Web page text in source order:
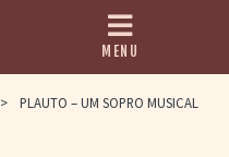
MENU
> PLAUTO – UM SOPRO MUSICAL